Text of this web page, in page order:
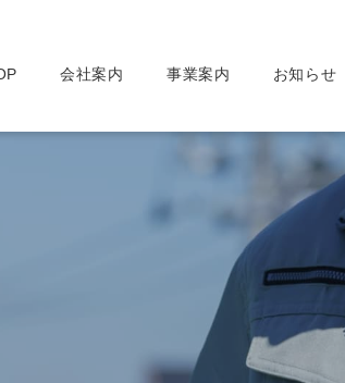
会社案内 事業案内 お知らせ